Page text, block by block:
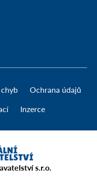
Ochrana údajů
Inzerce
s.r.o.